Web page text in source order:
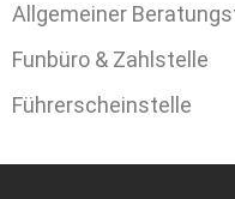
Allgemeiner
Funbüro & Zahlstelle
Führerscheinstelle